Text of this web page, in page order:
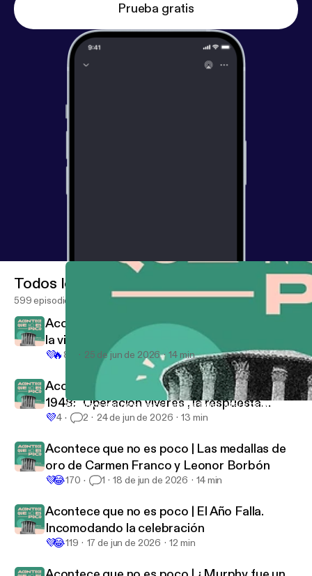
Prueba gratis
Acontece que no es poco | Alianza trono, altar y dictadura,
Acontece que no es poco con Nieves Concostrina
Todos los episodios
599 episodios
Acontece que no es poco | El Muro de Berlín:
la vida partida en dos
💜🔥83 25 de jun de 2026 14 min
Acontece que no es poco | 24 de junio de
1948: "Operación víveres", la respuesta
humanitaria al bloqueo de Berlín
💜4 2 24 de jun de 2026 13 min
Acontece que no es poco | Las medallas de
oro de Carmen Franco y Leonor Borbón
💜😂170 1 18 de jun de 2026 14 min
Acontece que no es poco | El Año Falla.
Incomodando la celebración
💜😂119 17 de jun de 2026 12 min